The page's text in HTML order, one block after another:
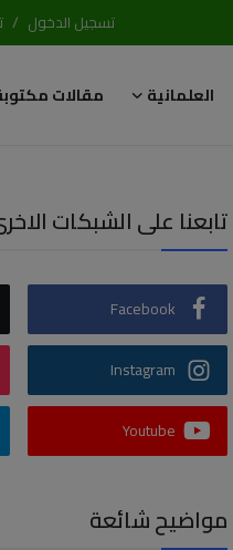
تسجيل الدخول /
العلمانية
مقالات
تابعنا على الشبكات
Facebook
Instagram
Youtube
مواضيح شائعة